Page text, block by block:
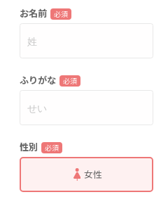
お名前 必須
ふりがな 必須
性別 必須
女性